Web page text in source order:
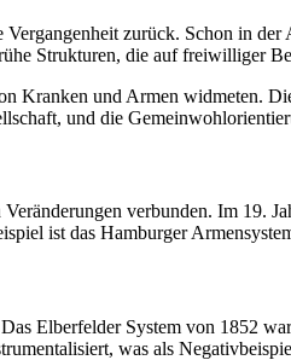
zurück. Schon in
Strukturen, die auf freiwilliger
Kranken und Armen widmeten.
und die
verbunden. Im 19.
ist das Hamburger
Elberfelder System von 1852
was als